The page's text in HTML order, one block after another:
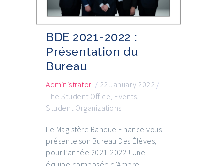
BDE 2021-2022 :
Présentation du
Bureau
Administrator / 22 January 2022 /
The Student Office, Events,
Student Organizations
Le Magistère Banque Finance vous
présente son Bureau Des Élèves,
pour l’année 2021-2022 ! Une